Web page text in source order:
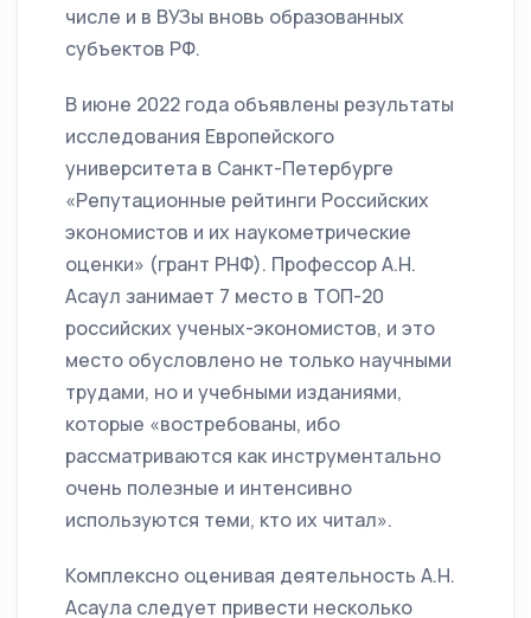
числе и в ВУЗы вновь образованных
субъектов РФ.
В июне 2022 года объявлены результаты
исследования Европейского
университета в Санкт-Петербурге
«Репутационные рейтинги Российских
экономистов и их наукометрические
оценки» (грант РНФ). Профессор А.Н.
Асаул занимает 7 место в ТОП-20
российских ученых-экономистов, и это
место обусловлено не только научными
трудами, но и учебными изданиями,
которые «востребованы, ибо
рассматриваются как инструментально
очень полезные и интенсивно
используются теми, кто их читал».
Комплексно оценивая деятельность А.Н.
Асаула следует привести несколько